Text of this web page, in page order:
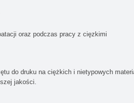
oraz podczas pracy z cięzkimi
do druku na ciężkich i nietypowych
jakości.